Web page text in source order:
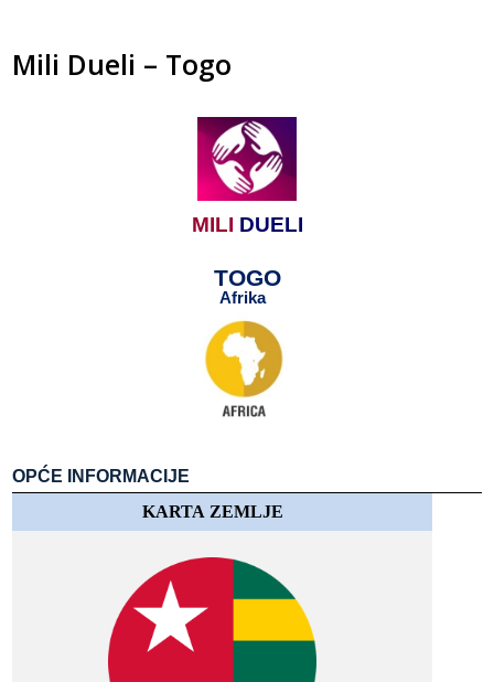
Mili Dueli – Togo
MILI DUELI
TOGO
Afrika​​
OPĆE​​ INFORMACIJE
KARTA​​ ZEMLJE